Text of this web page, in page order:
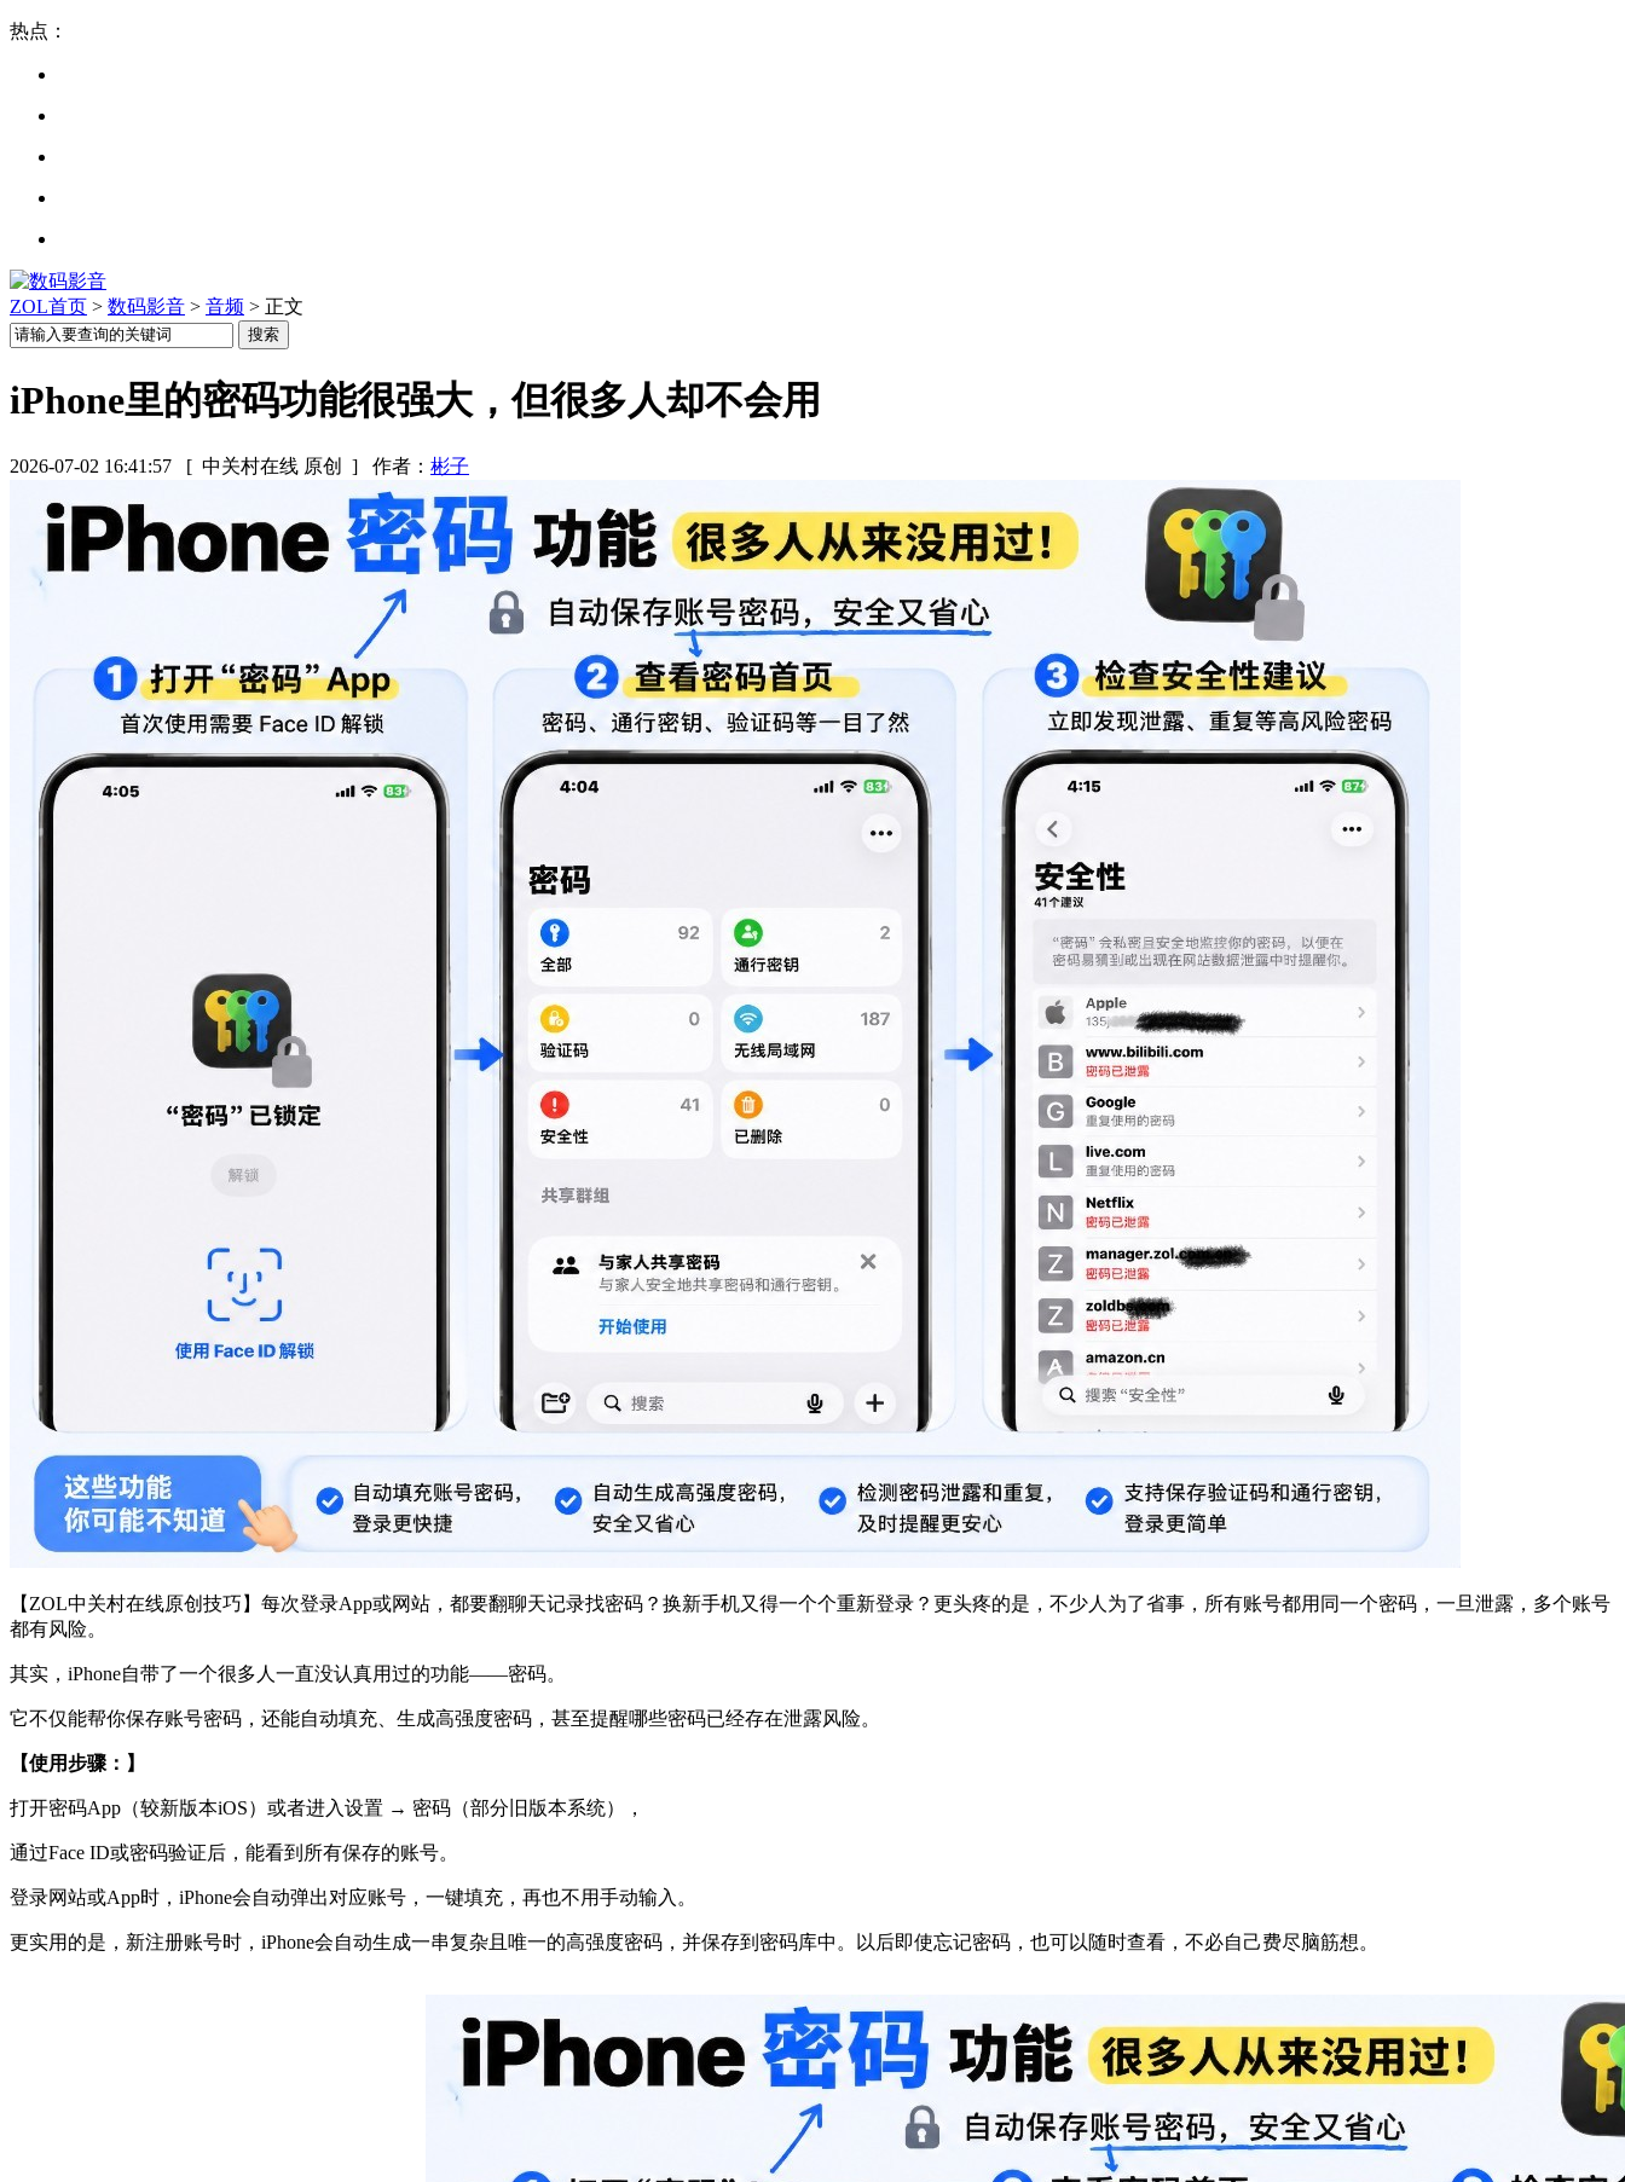
热点：
ZOL首页 > 数码影音 > 音频 > 正文
iPhone里的密码功能很强大，但很多人却不会用
2026-07-02 16:41:57 [ 中关村在线 原创 ] 作者： 彬子
【ZOL中关村在线原创技巧】每次登录App或网站，都要翻聊天记录找密码？换新手机又得一个个重新登录？更头疼的是，不少人为了省事，所有账号都用同一个密码，一旦泄露，多个账号
都有风险。
其实，iPhone自带了一个很多人一直没认真用过的功能——密码。
它不仅能帮你保存账号密码，还能自动填充、生成高强度密码，甚至提醒哪些密码已经存在泄露风险。
【使用步骤：】
打开密码App（较新版本iOS）或者进入设置 → 密码（部分旧版本系统），
通过Face ID或密码验证后，能看到所有保存的账号。
登录网站或App时，iPhone会自动弹出对应账号，一键填充，再也不用手动输入。
更实用的是，新注册账号时，iPhone会自动生成一串复杂且唯一的高强度密码，并保存到密码库中。以后即使忘记密码，也可以随时查看，不必自己费尽脑筋想。